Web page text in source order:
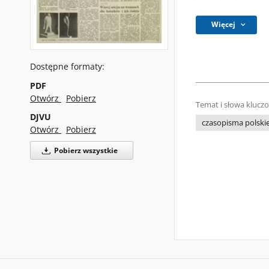
Dostępne formaty:
PDF
Otwórz
Pobierz
DJVU
Otwórz
Pobierz
Pobierz wszystkie
Więcej
Temat i słowa
czasopisma